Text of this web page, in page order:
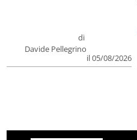
di
Davide Pellegrino
il 05/08/2026